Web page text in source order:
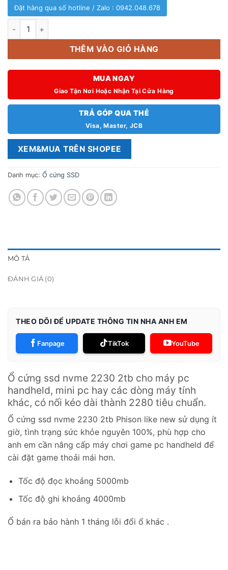
Đặt hàng qua số hotline / Zalo : 0942.048.678
Ổ cứng ssd nvme 2230 2tb cho máy pc handheld số lượng
THÊM VÀO GIỎ HÀNG
MUA NGAY
Giao Tận Nơi Hoặc Nhận Tại Cửa Hàng
TRẢ GÓP QUA THẺ
Visa, Master, JCB
XEM&MUA TRÊN SHOPEE
Danh mục: Ổ cứng SSD
MÔ TẢ
ĐÁNH GIÁ (0)
THEO DÕI ĐỂ UPDATE THÔNG TIN NHA ANH EM
Fanpage TikTok YouTube
Ổ cứng ssd nvme 2230 2tb cho máy pc
handheld, mini pc hay các dòng máy tính
khác, có nối kéo dài thành 2280 tiêu chuẩn.
Ổ cứng ssd nvme 2230 2tb Phison like new sử dụng ít
giờ, tình trạng sức khỏe nguyên 100%, phù hợp cho
anh em cần nâng cấp máy chơi game pc handheld để
cài đặt game thoải mái hơn.
Tốc độ đọc khoảng 5000mb
Tốc độ ghi khoảng 4000mb
Ổ bán ra bảo hành 1 tháng lỗi đổi ổ khác .